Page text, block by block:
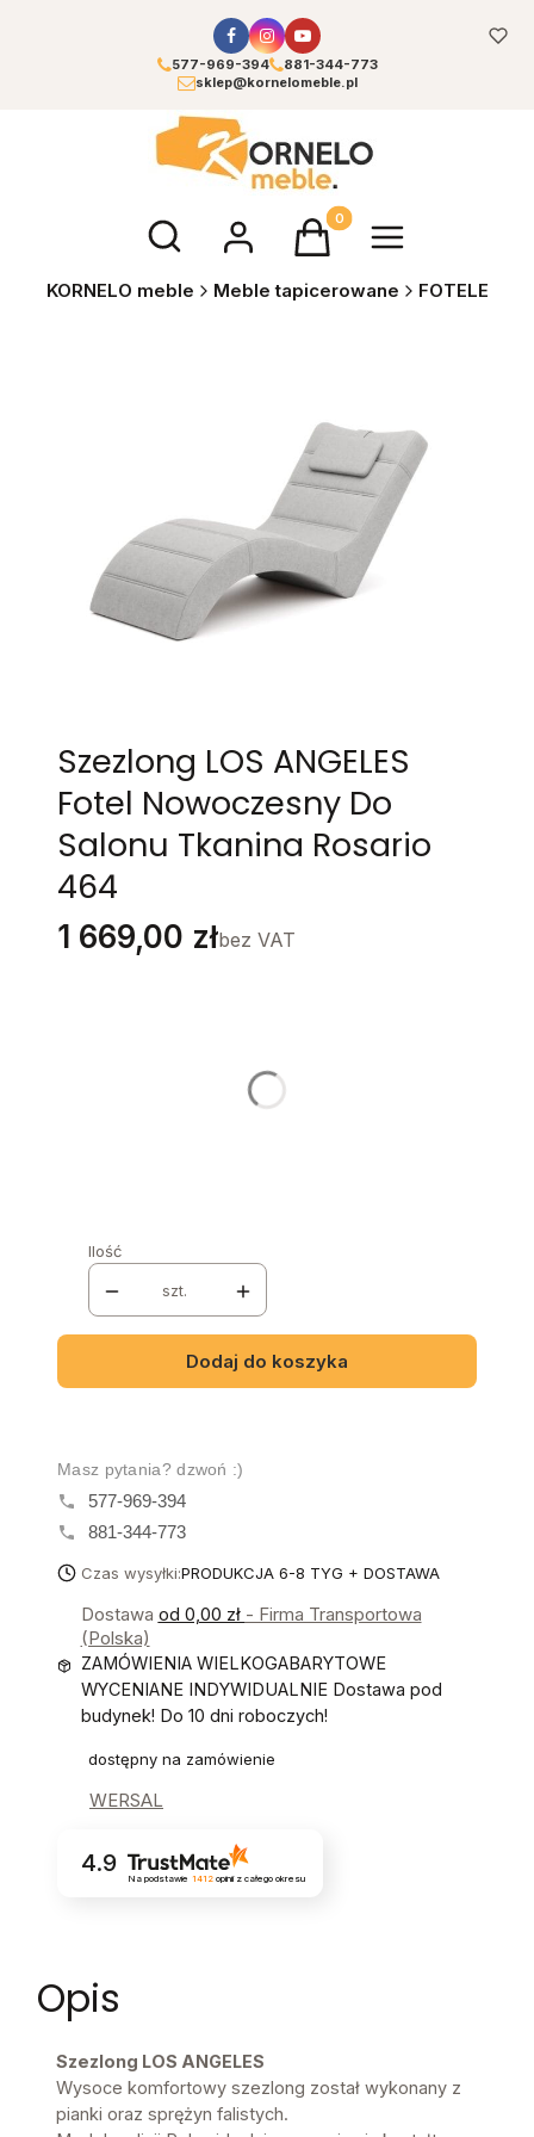
577-969-394
881-344-773
sklep@kornelomeble.pl
Otwórz wyszukiwarkęProdukty w koszyku: 0.
KORNELO meble Meble tapicerowane FOTELE
Szezlong LOS ANGELES
Fotel Nowoczesny Do
Salonu Tkanina Rosario
464
Cena
1 669,00 złbez VAT
Ilość
szt.
Dodaj do koszyka
Masz pytania? dzwoń :)
577-969-394
881-344-773
Czas wysyłki:PRODUKCJA 6-8 TYG + DOSTAWA
Dostawa od 0,00 zł - Firma Transportowa
(Polska)
ZAMÓWIENIA WIELKOGABARYTOWE
WYCENIANE INDYWIDUALNIE Dostawa pod
budynek! Do 10 dni roboczych!
dostępny na zamówienie
WERSAL
4.9
Na podstawie 1412opinii z całego okresu
Opis
Szezlong LOS ANGELES
Wysoce komfortowy szezlong został wykonany z
pianki oraz sprężyn falistych.